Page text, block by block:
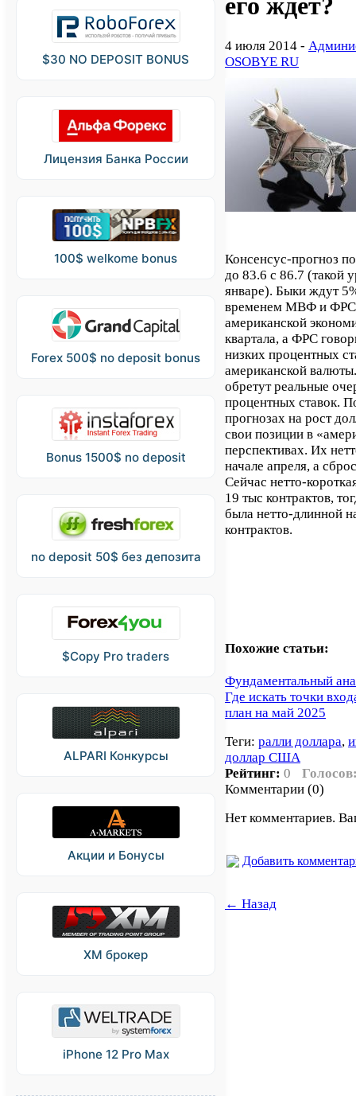
$30 NO DEPOSIT BONUS
Лицензия Банка России
100$ welkome bonus
Forex 500$ no deposit bonus
Bonus 1500$ no deposit
no deposit 50$ без депозита
$Copy Pro traders
ALPARI Конкурсы
Акции и Бонусы
XM брокер
iPhone 12 Pro Max
его ждет?
4 июля 2014 -
OSOBYE RU
Консенсус-прогноз
до 83.6 с 86.7 (такой
январе). Быки ждут
временем МВФ и ФРС
американской
квартала, а ФРС
низких процентных
американской
обретут реальные
процентных ставок.
прогнозах на рост
свои позиции в
перспективах. Их
начале апреля, а
Сейчас нетто-
19 тыс контрактов,
была нетто-длинной
контрактов.
Похожие статьи:
Фундаментальный
Где искать точки
план на май 2025
Теги: ралли доллара,
доллар США
Рейтинг: 0
Комментарии (0)
Нет комментариев.
Добавить
← Назад